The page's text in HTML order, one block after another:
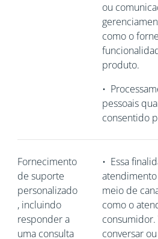
ou
como o
produto.
•
pessoais
consentido
Fornecimento
de suporte
personalizado
, incluindo
responder a
uma consulta
• Essa
meio de
como o
conversar